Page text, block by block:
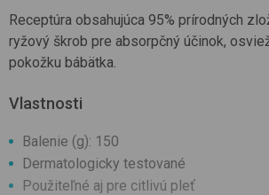
Receptúra ​​obsahujúca 95% prírodných
ryžový škrob pre absorpčný účinok,
pokožku bábätka.
Vlastnosti
Balenie (g): 150
Dermatologicky testované
Použiteľné aj pre citlivú pleť